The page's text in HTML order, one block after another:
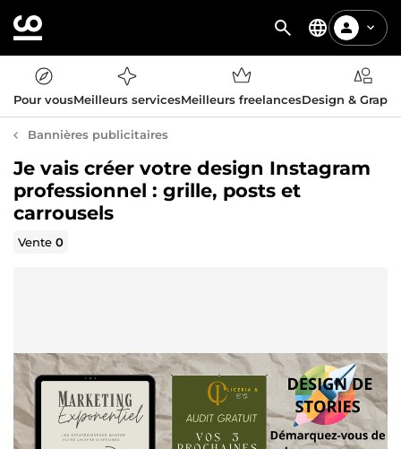
Pour vousMeilleurs servicesMeilleurs freelancesDesign &
Bannières publicitaires
Je vais créer votre design Instagram
professionnel : grille, posts et
carrousels
Vente0